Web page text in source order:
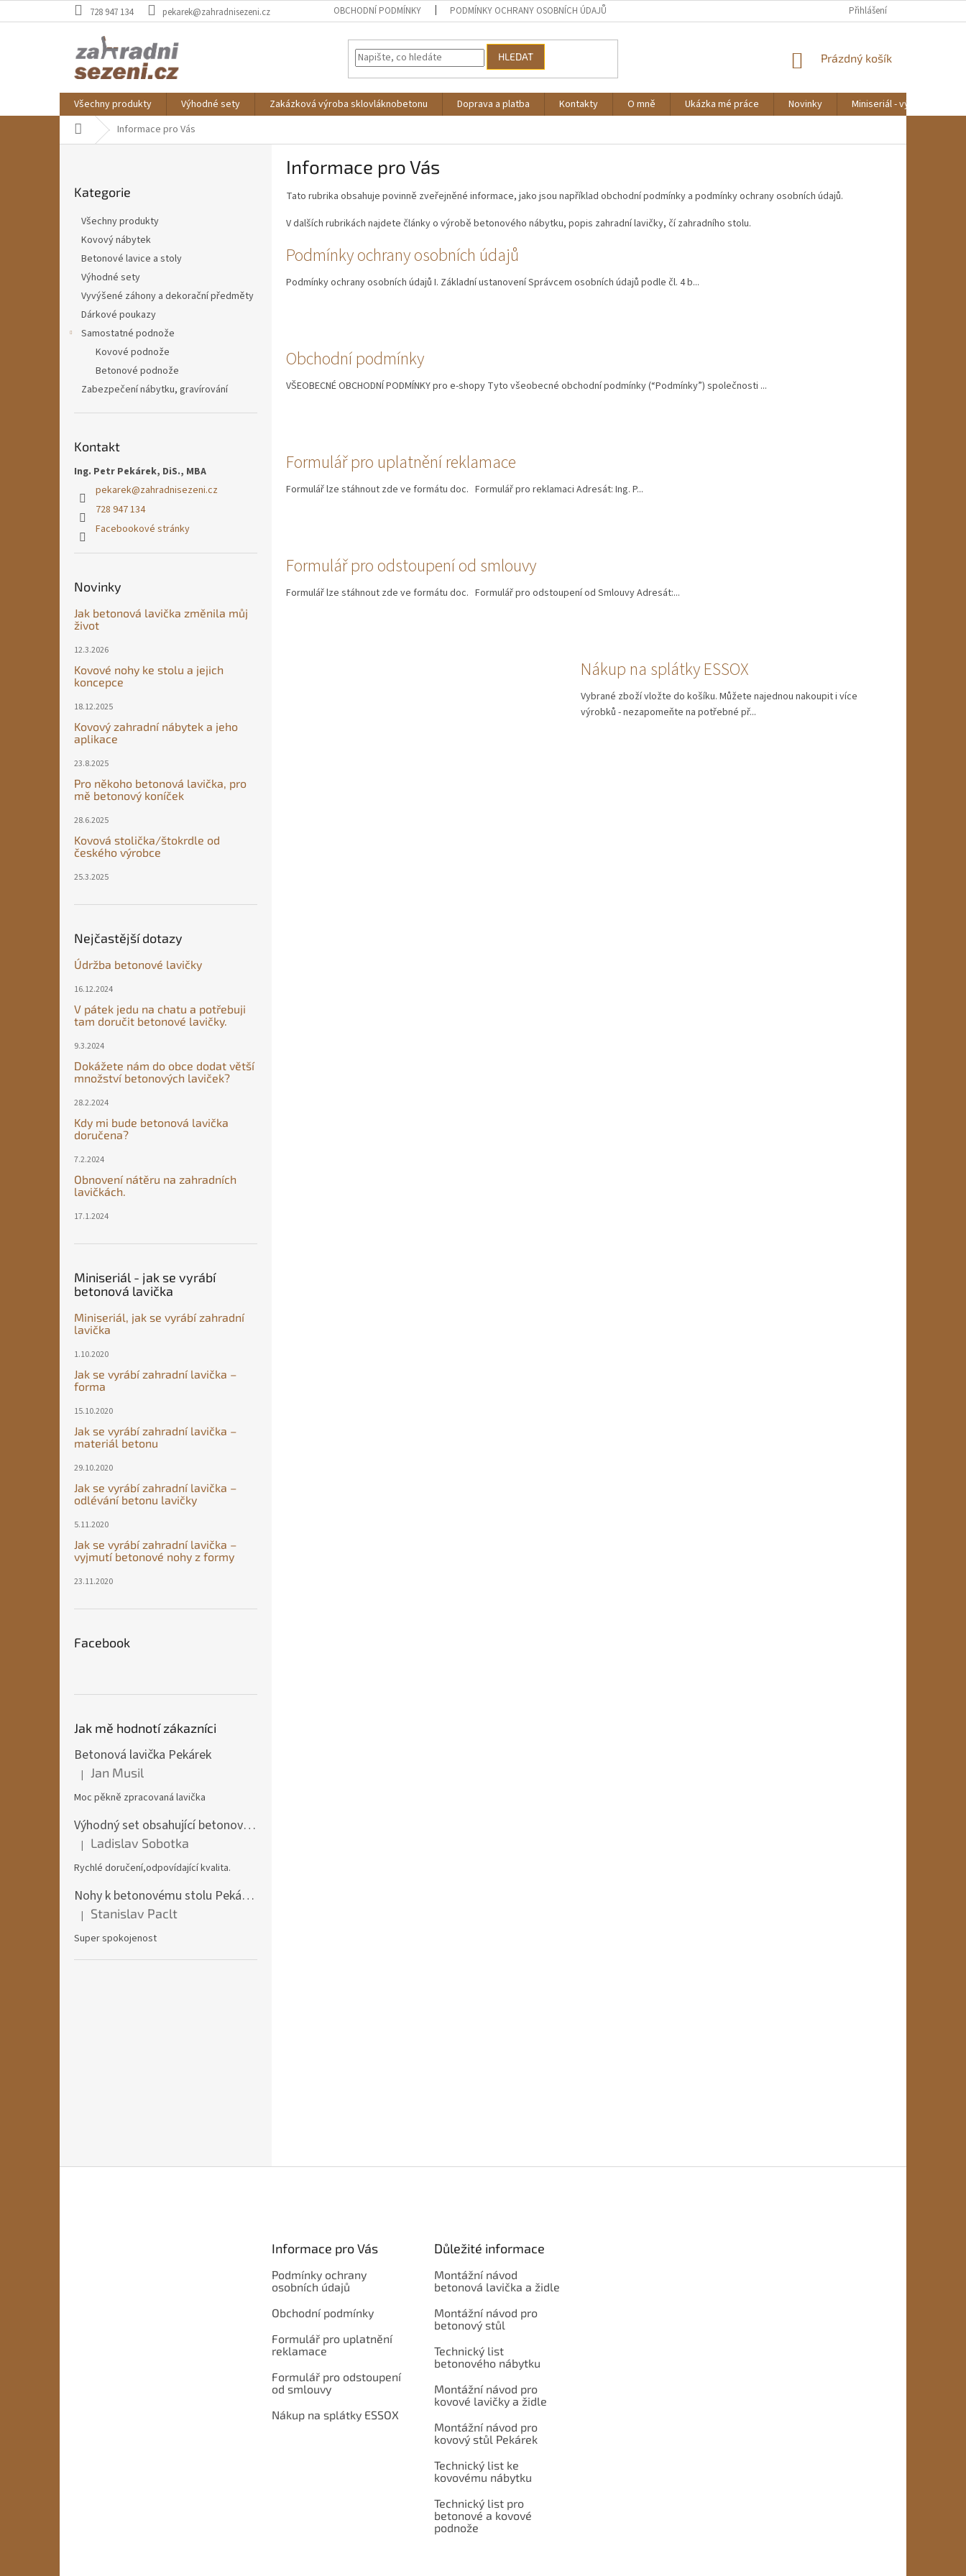
na
728 947 134 pekarek@zahradnisezeni.cz OBCHODNÍ PODMÍNKY PODMÍNKY OCHRANY OSOBNÍCH ÚDAJŮ Přihlášení
HLEDAT
NÁKUPNÍ
Prázdný košík
Všechny produkty Výhodné sety Zakázková výroba sklovláknobetonu Doprava a platba Kontakty O mně Ukázka mé práce Novinky
Miniseriál - výroba lavičky
Domů Informace pro Vás
kategorie
Kategorie
Všechny produkty
Kovový nábytek
Betonové lavice a stoly
Výhodné sety
Vyvýšené záhony a dekorační předměty
Dárkové poukazy
Samostatné podnože
Kovové podnože
Betonové podnože
Zabezpečení nábytku, gravírování
Kontakt
Ing. Petr Pekárek, DiS., MBA
pekarek@zahradnisezeni.cz
728 947 134
Facebookové stránky
Novinky
Jak betonová lavička změnila můj
život
12.3.2026
Kovové nohy ke stolu a jejich
koncepce
18.12.2025
Kovový zahradní nábytek a jeho
aplikace
23.8.2025
Pro někoho betonová lavička, pro
mě betonový koníček
28.6.2025
Kovová stolička/štokrdle od
českého výrobce
25.3.2025
Nejčastější dotazy
Údržba betonové lavičky
16.12.2024
V pátek jedu na chatu a potřebuji
tam doručit betonové lavičky.
9.3.2024
Dokážete nám do obce dodat větší
množství betonových laviček?
28.2.2024
Kdy mi bude betonová lavička
doručena?
7.2.2024
Obnovení nátěru na zahradních
lavičkách.
17.1.2024
Miniseriál - jak se vyrábí
betonová lavička
Miniseriál, jak se vyrábí zahradní
lavička
1.10.2020
Jak se vyrábí zahradní lavička –
forma
15.10.2020
Jak se vyrábí zahradní lavička –
materiál betonu
29.10.2020
Jak se vyrábí zahradní lavička –
odlévání betonu lavičky
5.11.2020
Jak se vyrábí zahradní lavička –
vyjmutí betonové nohy z formy
23.11.2020
Facebook
Jak mě hodnotí zákazníci
Betonová lavička Pekárek
Hodnocení produktu je 5 z 5 hvězdiček.
| Jan Musil
Moc pěkně zpracovaná lavička
Výhodný set obsahující betonový stůl + 2x betonová lavička Pekárek + 2x betonová židle
Hodnocení produktu je 5 z 5 hvězdiček.
| Ladislav Sobotka
Rychlé doručení,odpovídající kvalita.
Nohy k betonovému stolu Pekárek
Hodnocení produktu je 5 z 5 hvězdiček.
| Stanislav Paclt
Super spokojenost
Informace pro Vás
Tato rubrika obsahuje povinně zveřejněné informace, jako jsou například obchodní podmínky a podmínky ochrany osobních údajů.
V dalších rubrikách najdete články o výrobě betonového nábytku, popis zahradní lavičky, čí zahradního stolu.
V
p
á
n
k
Podmínky ochrany osobních údajů
Podmínky ochrany osobních údajů I. Základní ustanovení Správcem osobních údajů podle čl. 4 b...
Obchodní podmínky
VŠEOBECNÉ OBCHODNÍ PODMÍNKY pro e-shopy Tyto všeobecné obchodní podmínky (“Podmínky”) společnosti ...
Formulář pro uplatnění reklamace
Formulář lze stáhnout zde ve formátu doc. Formulář pro reklamaci Adresát: Ing. P...
Formulář pro odstoupení od smlouvy
Formulář lze stáhnout zde ve formátu doc. Formulář pro odstoupení od Smlouvy Adresát:...
Nákup na splátky ESSOX
Vybrané zboží vložte do košíku. Můžete najednou nakoupit i více
výrobků - nezapomeňte na potřebné př...
Informace pro Vás
Podmínky ochrany
osobních údajů
Obchodní podmínky
Formulář pro uplatnění
reklamace
Formulář pro odstoupení
od smlouvy
Nákup na splátky ESSOX
Důležité informace
Montážní návod
betonová lavička a židle
Montážní návod pro
betonový stůl
Technický list
betonového nábytku
Montážní návod pro
kovové lavičky a židle
Montážní návod pro
kovový stůl Pekárek
Technický list ke
kovovému nábytku
Technický list pro
betonové a kovové
podnože